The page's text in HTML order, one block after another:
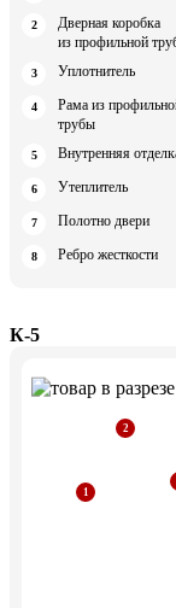
Дверная коробка
из профильной
Уплотнитель
Рама из
трубы
Внутренняя
Утеплитель
Полотно двери
Ребро жесткости
К-5